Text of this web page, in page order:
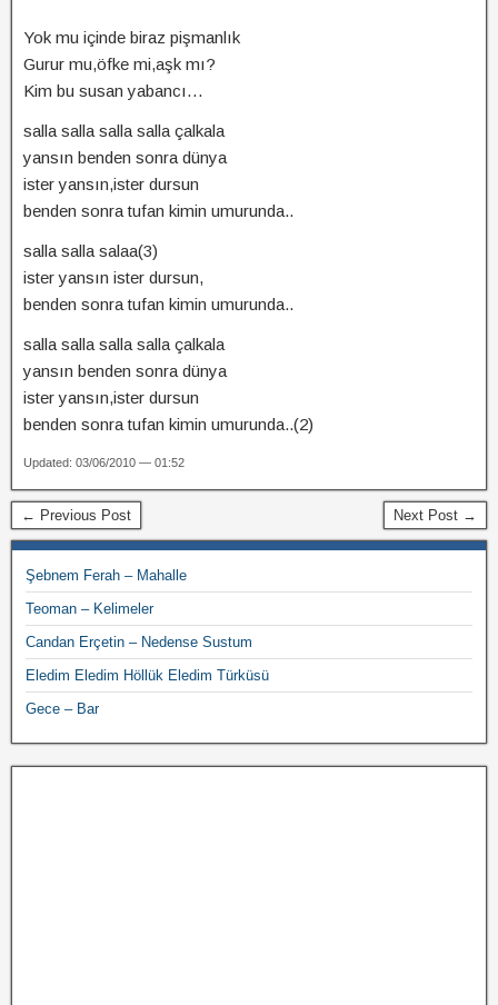
Yok mu içinde biraz pişmanlık
Gurur mu,öfke mi,aşk mı?
Kim bu susan yabancı…
salla salla salla salla çalkala
yansın benden sonra dünya
ister yansın,ister dursun
benden sonra tufan kimin umurunda..
salla salla salaa(3)
ister yansın ister dursun,
benden sonra tufan kimin umurunda..
salla salla salla salla çalkala
yansın benden sonra dünya
ister yansın,ister dursun
benden sonra tufan kimin umurunda..(2)
Updated: 03/06/2010 — 01:52
← Previous Post Next Post →
Şebnem Ferah – Mahalle
Teoman – Kelimeler
Candan Erçetin – Nedense Sustum
Eledim Eledim Höllük Eledim Türküsü
Gece – Bar